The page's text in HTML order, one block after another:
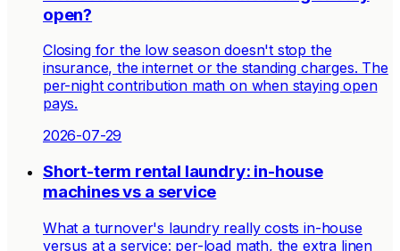
open?
Closing for the low season doesn't stop the
insurance, the internet or the standing charges. The
per-night contribution math on when staying open
pays.
2026-07-29
Short-term rental laundry: in-house
machines vs a service
What a turnover's laundry really costs in-house
versus at a service: per-load math, the extra linen